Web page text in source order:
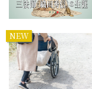
NEW